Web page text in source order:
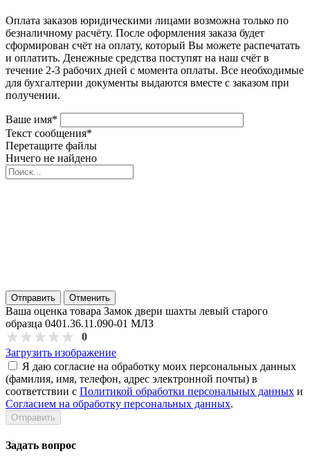
Оплата заказов юридическими лицами возможна только по
безналичному расчёту. После оформления заказа будет
сформирован счёт на оплату, который Вы можете распечатать
и оплатить. Денежные средства поступят на наш счёт в
течение 2-3 рабочих дней с момента оплаты. Все необходимые
для бухгалтерии документы выдаются вместе с заказом при
получении.
Ваше имя*
Текст сообщения*
Перетащите файлы
Ничего не найдено
Отправить Отменить
Ваша оценка товара Замок двери шахты левый старого
образца 0401.36.11.090-01 МЛЗ
0
Загрузить изображение
Я даю согласие на обработку моих персональных данных
(фамилия, имя, телефон, адрес электронной почты) в
соответствии с Политикой обработки персональных данных и
Согласием на обработку персональных данных.
Задать вопрос